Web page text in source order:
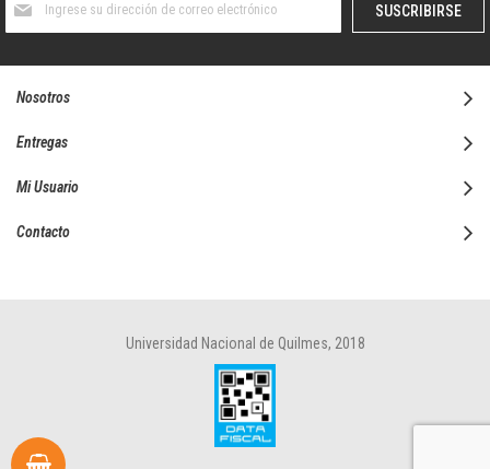
boletín
SUSCRIBIRSE
Nosotros
Entregas
Mi Usuario
Contacto
Universidad Nacional de Quilmes, 2018